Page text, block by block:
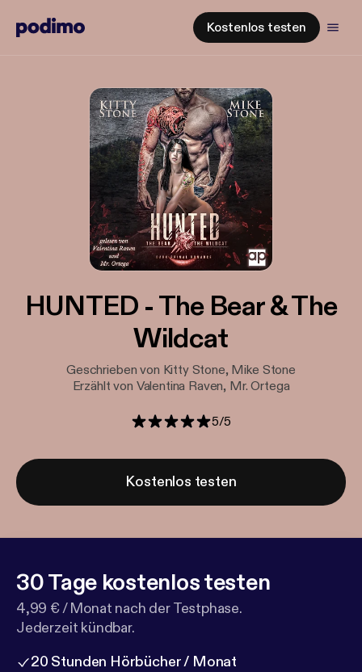
Kostenlos testen
HUNTED - The Bear & The
Wildcat
Geschrieben von Kitty Stone, Mike Stone
Erzählt von Valentina Raven, Mr. Ortega
5/5
Kostenlos testen
30 Tage kostenlos testen
4,99 € / Monat nach der Testphase.
Jederzeit kündbar.
20 Stunden Hörbücher / Monat